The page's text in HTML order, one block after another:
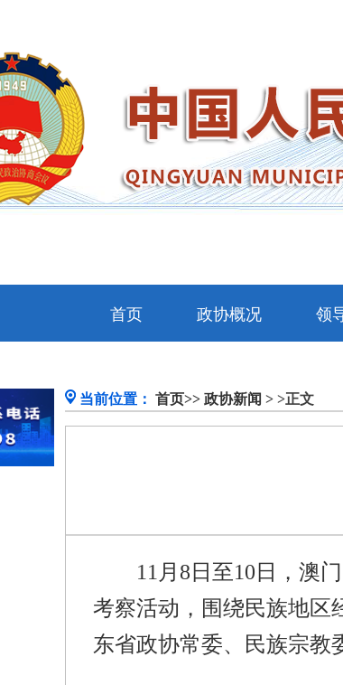
首页 政协概况 领
当前位置： 首页>> 政协新闻 > >正文
11 月 8 日至10 日，澳
考察活动，围绕民族地区
东省政协常委、民族宗教